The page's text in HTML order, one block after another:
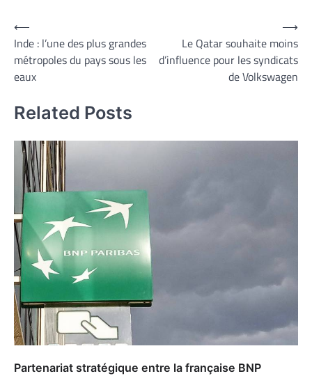
Navigation
de
l’article
⟵
Inde : l’une des plus grandes
métropoles du pays sous les
eaux
Le Qatar souhaite moins
d’influence pour les syndicats
de Volkswagen
⟶
Related Posts
Partenariat stratégique entre la française BNP